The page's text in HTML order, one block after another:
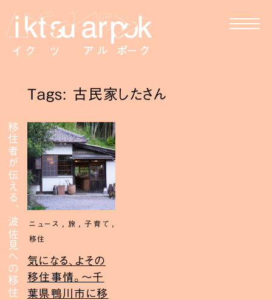
移住者が伝える、波佐見への移住
Tags: 古民家したさん
ニュース , 旅 , 子育て ,
移住
気になる、よその
移住事情。〜千
葉県鴨川市に移